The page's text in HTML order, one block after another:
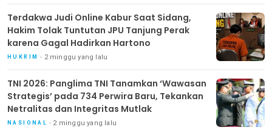
Terdakwa Judi Online Kabur Saat Sidang,
Hakim Tolak Tuntutan JPU Tanjung Perak
karena Gagal Hadirkan Hartono
HUKRIM 2 minggu yang lalu
TNI 2026: Panglima TNI Tanamkan ‘Wawasan
Strategis’ pada 734 Perwira Baru, Tekankan
Netralitas dan Integritas Mutlak
NASIONAL 2 minggu yang lalu